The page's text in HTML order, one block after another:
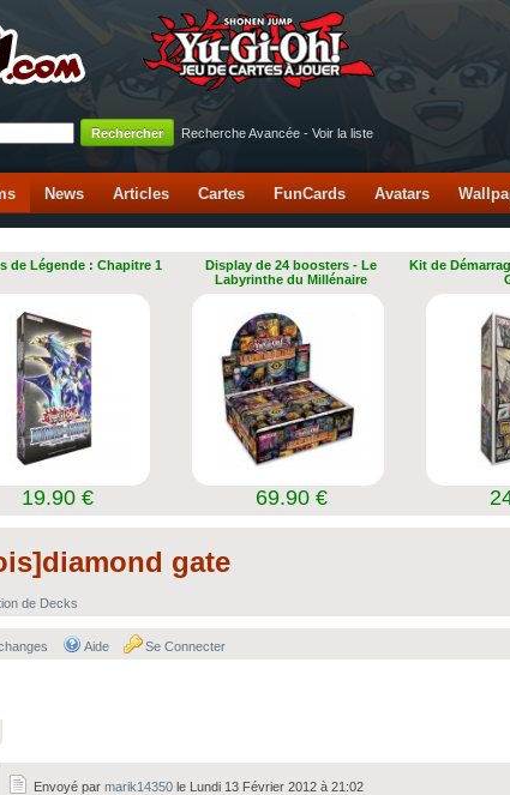
Recherche Avancée - Voir la liste
News Articles Cartes FunCards Avatars
de Légende : Chapitre 1
19.90 €
Display de 24 boosters - Le
Labyrinthe du Millénaire
69.90 €
Kit de
gate
de Decks
Aide Se Connecter
Envoyé par marik14350 le Lundi 13 Février 2012 à 21:02